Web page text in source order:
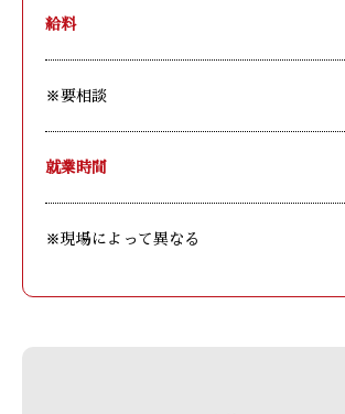
給料
※要相談
就業時間
※現場によって異なる